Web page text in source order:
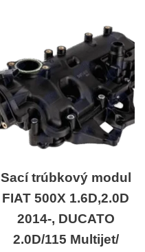
Sací trúbkový modul
FIAT 500X 1.6D,2.0D
2014-, DUCATO
2.0D/115 Multijet/